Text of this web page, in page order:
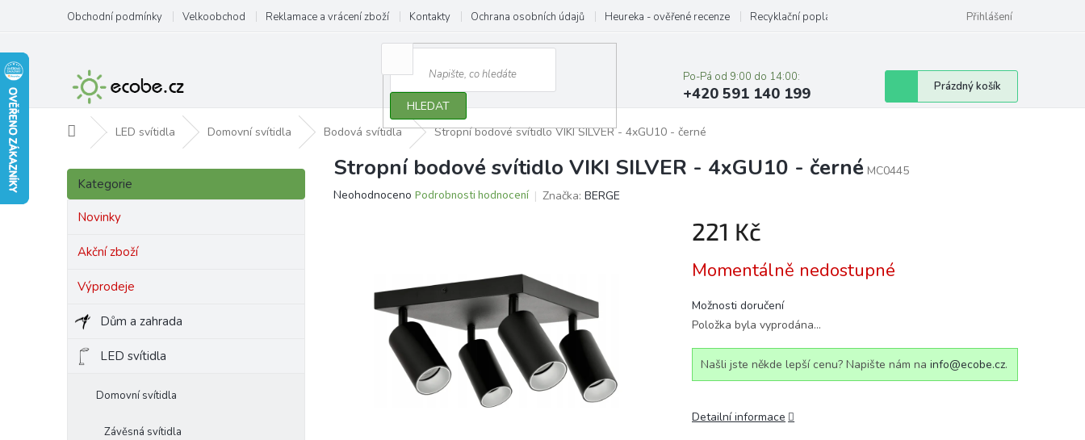
obsah
Obchodní podmínky Velkoobchod Reklamace a vrácení zboží Kontakty Ochrana osobních údajů Heureka - ověřené recenze Recyklační poplatky Přihlášení
HLEDAT
Po-Pá od 9:00 do 14:00:
+420 591 140 199
Nákupní
košík
Prázdný košík
Domů LED svítidla Domovní svítidla Bodová svítidla Stropní bodové svítidlo VIKI SILVER - 4xGU10 - černé
P
s
p
Přeskočit
kategorie
Kategorie
Novinky
Akční zboží
Výprodeje
Dům a zahrada
LED svítidla
Domovní svítidla
Závěsná svítidla
Stropní bodové svítidlo VIKI SILVER - 4xGU10 - černé MC0445
Průměrné
Neohodnoceno Podrobnosti hodnocení Značka: BERGE
221 Kč
cena:
Momentálně nedostupné
Možnosti doručení
Položka byla vyprodána…
Našli jste někde lepší cenu? Napište nám na info@ecobe.cz.
Detailní informace